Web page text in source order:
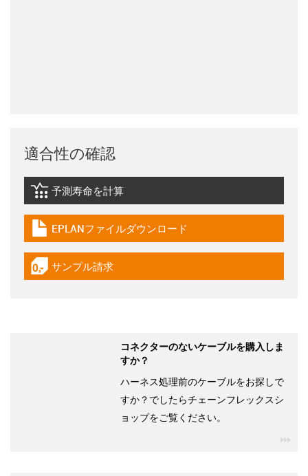
適合性の確認
igus-icon-lebensdauerrechner
予測寿命を計算
igus-icon-download-plan
EPLANファイルダウンロード
igus-icon-gratismuster
サンプル請求
コネクターのないケーブルを購入しま
すか？
ハーネス処理前のケーブルをお探しで
すか？でしたらチェーンフレックスシ
ョップをご覧ください。